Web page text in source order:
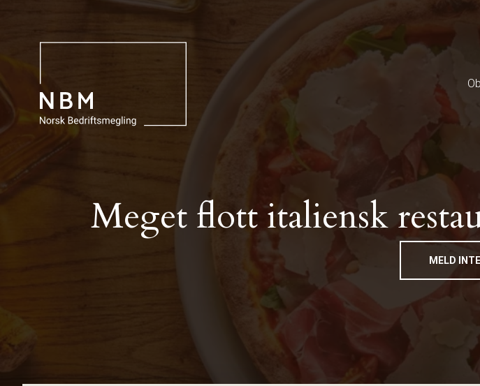
Meget flott italiensk
MELD